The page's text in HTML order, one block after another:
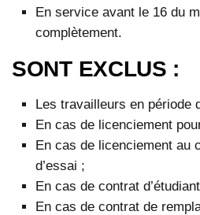
En service avant le 16 du
complètement.
SONT EXCLUS :
Les travailleurs en période
En cas de licenciement
En cas de licenciement au
d’essai ;
En cas de contrat
En cas de contrat de